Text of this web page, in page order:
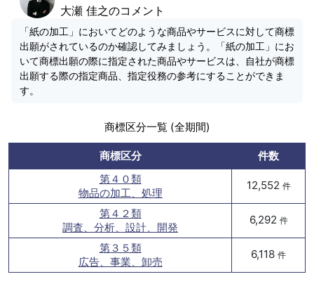
大瀬 佳之のコメント
「紙の加工」においてどのような商品やサービスに対して商標
出願がされているのか確認してみましょう。「紙の加工」にお
いて商標出願の際に指定された商品やサービスは、自社が商標
出願する際の指定商品、指定役務の参考にすることができま
す。
商標区分一覧 (全期間)
商標区分
件数
第４０類
物品の加工、処理
12,552 件
第４２類
調査、分析、設計、開発
6,292 件
第３５類
広告、事業、卸売
6,118 件